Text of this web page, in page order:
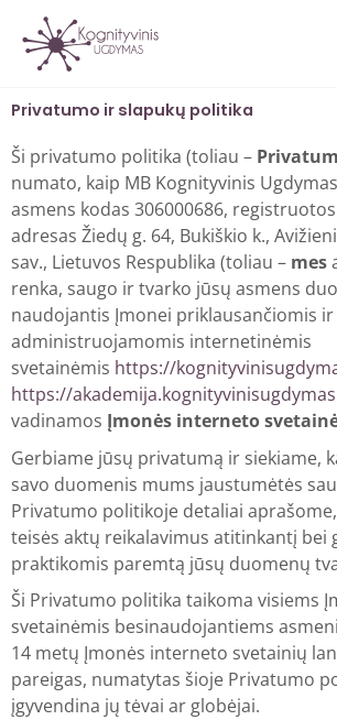
Pereiti
prie
turinio
Privatumo ir slapukų politika
Ši privatumo politika (toliau –
numato, kaip MB Kognityvinis
asmens kodas 306000686,
adresas Žiedų g. 64, Bukiškio k.,
sav., Lietuvos Respublika (toliau – mes
renka, saugo ir tvarko jūsų asmens
naudojantis Įmonei priklausančiomis ir
administruojamomis internetinėmis
svetainėmis https://
https://
vadinamos Įmonės interneto
Gerbiame jūsų privatumą ir siekiame,
savo duomenis mums jaustumėtės
Privatumo politikoje detaliai
teisės aktų reikalavimus atitinkantį bei
praktikomis paremtą jūsų duomenų
Ši Privatumo politika taikoma visiems
svetainėmis besinaudojantiems
14 metų Įmonės interneto svetainių
pareigas, numatytas šioje Privatumo
įgyvendina jų tėvai ar globėjai.